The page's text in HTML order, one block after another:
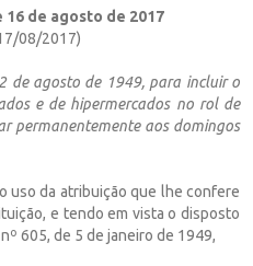
16 de agosto de 2017
08/2017)
de agosto de 1949, para incluir o
e de hipermercados no rol de
permanentemente aos domingos
uso da atribuição que lhe confere
e tendo em vista o disposto
605, de 5 de janeiro de 1949,